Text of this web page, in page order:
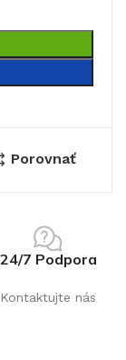
Porovnať
24/7 Podpora
Kontaktujte nás